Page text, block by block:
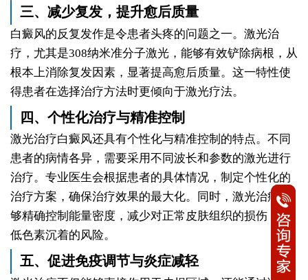
三、减少复发，提升愈后质量
白癜风的反复发作是令患者头疼的问题之一。激光治
疗，尤其是308纳米准分子激光，能够有效铲除病根，从
根本上消除复发因素，显著提高愈后质量。这一特性使
得患者在选择治疗方法时更倾向于激光疗法。
四、个性化治疗与精准控制
激光治疗白癜风还具有个性化与精准控制的特点。不同
患者的病情各异，需要采用不同波长和参数的激光进行
治疗。专业医生会根据患者的具体情况，制定个性化的
治疗方案，确保治疗效果的最大化。同时，激光治疗能
够精确控制能量密度，减少对正常皮肤组织的损伤，降
低色素沉着的风险。
五、促进免疫调节与炎症减轻